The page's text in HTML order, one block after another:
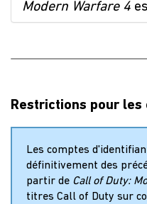
Modern Warfare 4
Restrictions pour les
Les comptes
définitivement des
partir de Call of Duty:
titres Call of Duty sur